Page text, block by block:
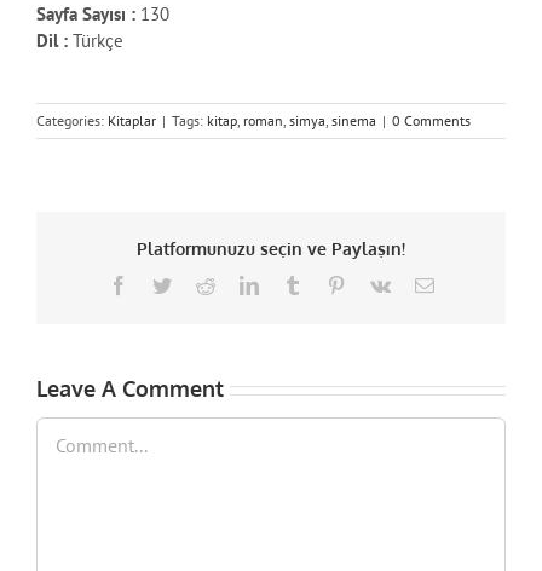
Sayfa Sayısı : 130
Dil : Türkçe
Categories: Kitaplar | Tags: kitap roman simya sinema | 0 Comments
Platformunuzu seçin ve Paylaşın!
Facebook
TwitterRedditLinkedInTumblr Pinterest
Vk Email
Leave A Comment
Comment